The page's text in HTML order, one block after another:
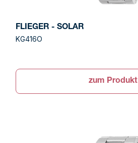
FLIEGER - SOLAR
KG416O
zum Produkt